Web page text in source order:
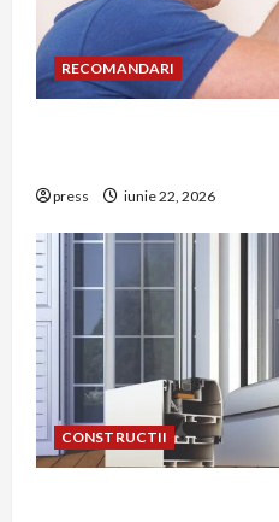
RECOMANDARI
press iunie 22, 2026
CONSTRUCTII